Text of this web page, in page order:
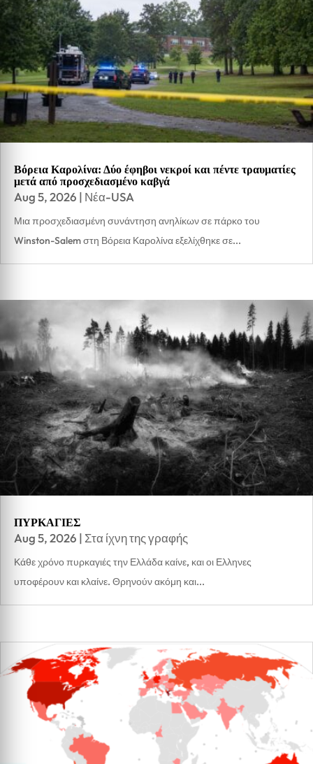
Βόρεια Καρολίνα: Δύο έφηβοι νεκροί και πέντε τραυματίες
μετά από προσχεδιασμένο καβγά
Aug 5, 2026 | Νέα-USA
Μια προσχεδιασμένη συνάντηση ανηλίκων σε πάρκο του
Winston-Salem στη Βόρεια Καρολίνα εξελίχθηκε σε...
ΠΥΡΚΑΓΙΕΣ
Aug 5, 2026 | Στα ίχνη της γραφής
Κάθε χρόνο πυρκαγιές την Ελλάδα καίνε, και οι Ελληνες
υποφέρουν και κλαίνε. Θρηνούν ακόμη και...